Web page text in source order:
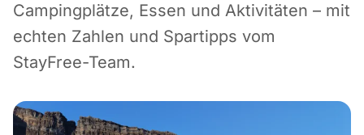
Campingplätze, Essen und Aktivitäten – mit
echten Zahlen und Spartipps vom
StayFree-Team.